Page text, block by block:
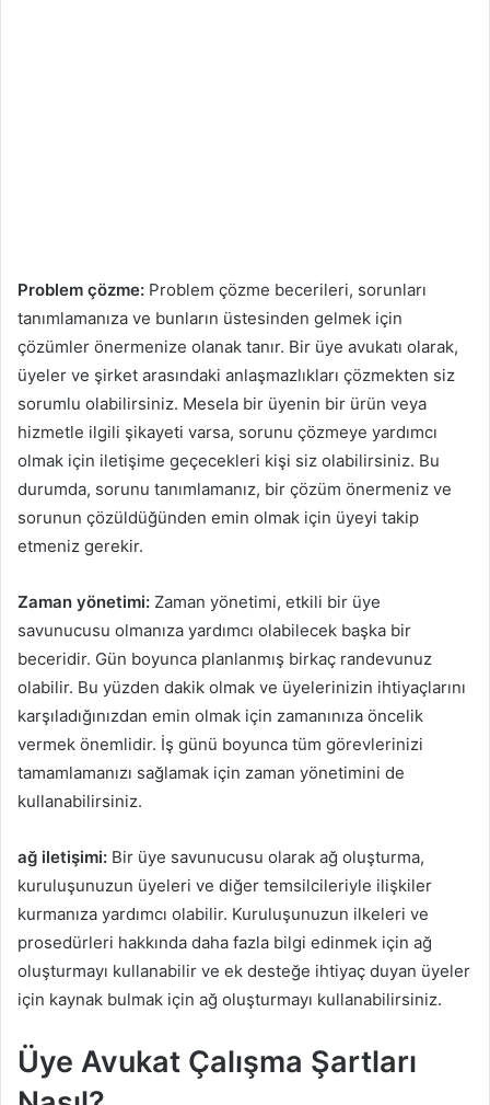
Problem çözme: Problem çözme becerileri, sorunları
tanımlamanıza ve bunların üstesinden gelmek için
çözümler önermenize olanak tanır. Bir üye avukatı olarak,
üyeler ve şirket arasındaki anlaşmazlıkları çözmekten siz
sorumlu olabilirsiniz. Mesela bir üyenin bir ürün veya
hizmetle ilgili şikayeti varsa, sorunu çözmeye yardımcı
olmak için iletişime geçecekleri kişi siz olabilirsiniz. Bu
durumda, sorunu tanımlamanız, bir çözüm önermeniz ve
sorunun çözüldüğünden emin olmak için üyeyi takip
etmeniz gerekir.
Zaman yönetimi: Zaman yönetimi, etkili bir üye
savunucusu olmanıza yardımcı olabilecek başka bir
beceridir. Gün boyunca planlanmış birkaç randevunuz
olabilir. Bu yüzden dakik olmak ve üyelerinizin ihtiyaçlarını
karşıladığınızdan emin olmak için zamanınıza öncelik
vermek önemlidir. İş günü boyunca tüm görevlerinizi
tamamlamanızı sağlamak için zaman yönetimini de
kullanabilirsiniz.
ağ iletişimi: Bir üye savunucusu olarak ağ oluşturma,
kuruluşunuzun üyeleri ve diğer temsilcileriyle ilişkiler
kurmanıza yardımcı olabilir. Kuruluşunuzun ilkeleri ve
prosedürleri hakkında daha fazla bilgi edinmek için ağ
oluşturmayı kullanabilir ve ek desteğe ihtiyaç duyan üyeler
için kaynak bulmak için ağ oluşturmayı kullanabilirsiniz.
Üye Avukat Çalışma Şartları